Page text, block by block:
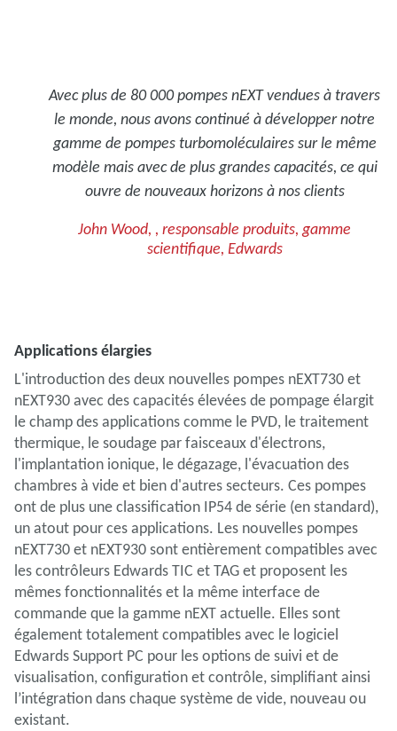
Avec plus de 80 000 pompes nEXT vendues à travers
le monde, nous avons continué à développer notre
gamme de pompes turbomoléculaires sur le même
modèle mais avec de plus grandes capacités, ce qui
ouvre de nouveaux horizons à nos clients
John Wood, , responsable produits, gamme
scientifique, Edwards
Applications élargies
L'introduction des deux nouvelles pompes nEXT730 et
nEXT930 avec des capacités élevées de pompage élargit
le champ des applications comme le PVD, le traitement
thermique, le soudage par faisceaux d'électrons,
l'implantation ionique, le dégazage, l'évacuation des
chambres à vide et bien d'autres secteurs. Ces pompes
ont de plus une classification IP54 de série (en standard),
un atout pour ces applications. Les nouvelles pompes
nEXT730 et nEXT930 sont entièrement compatibles avec
les contrôleurs Edwards TIC et TAG et proposent les
mêmes fonctionnalités et la même interface de
commande que la gamme nEXT actuelle. Elles sont
également totalement compatibles avec le logiciel
Edwards Support PC pour les options de suivi et de
visualisation, configuration et contrôle, simplifiant ainsi
l’intégration dans chaque système de vide, nouveau ou
existant.